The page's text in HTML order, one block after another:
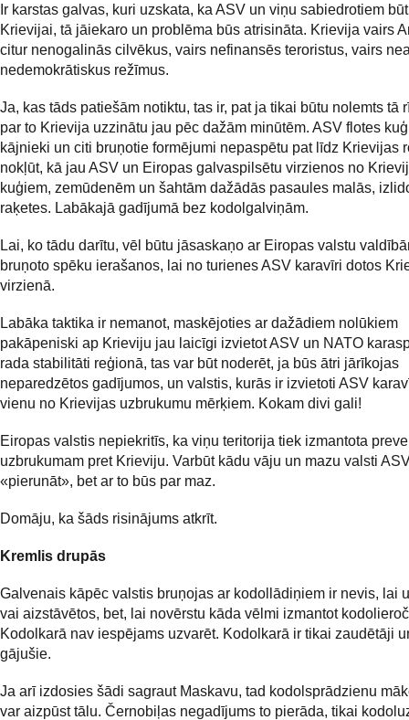
Ir karstas galvas, kuri uzskata, ka ASV un viņu sabiedrotiem
Krievijai, tā jāiekaro un problēma būs atrisināta. Krievija vairs
citur nenogalinās cilvēkus, vairs nefinansēs teroristus, vairs
nedemokrātiskus režīmus.
Ja, kas tāds patiešām notiktu, tas ir, pat ja tikai būtu nolemts tā
par to Krievija uzzinātu jau pēc dažām minūtēm. ASV flotes
kājnieki un citi bruņotie formējumi nepaspētu pat līdz Krievijas
nokļūt, kā jau ASV un Eiropas galvaspilsētu virzienos no
kuģiem, zemūdenēm un šahtām dažādās pasaules malās,
raķetes. Labākajā gadījumā bez kodolgalviņām.
Lai, ko tādu darītu, vēl būtu jāsaskaņo ar Eiropas valstu
bruņoto spēku ierašanos, lai no turienes ASV karavīri dotos
virzienā.
Labāka taktika ir nemanot, maskējoties ar dažādiem nolūkiem
pakāpeniski ap Krieviju jau laicīgi izvietot ASV un NATO
rada stabilitāti reģionā, tas var būt noderēt, ja būs ātri jārīkojas
neparedzētos gadījumos, un valstis, kurās ir izvietoti ASV
vienu no Krievijas uzbrukumu mērķiem. Kokam divi gali!
Eiropas valstis nepiekritīs, ka viņu teritorija tiek izmantota
uzbrukumam pret Krieviju. Varbūt kādu vāju un mazu valsti
«pierunāt», bet ar to būs par maz.
Domāju, ka šāds risinājums atkrīt.
Kremlis drupās
Galvenais kāpēc valstis bruņojas ar kodollādiņiem ir nevis, lai
vai aizstāvētos, bet, lai novērstu kāda vēlmi izmantot
Kodolkarā nav iespējams uzvarēt. Kodolkarā ir tikai zaudētāji
gājušie.
Ja arī izdosies šādi sagraut Maskavu, tad kodolsprādzienu
var aizpūst tālu. Černobiļas negadījums to pierāda, tikai